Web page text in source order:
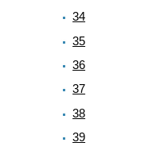
34
35
36
37
38
39